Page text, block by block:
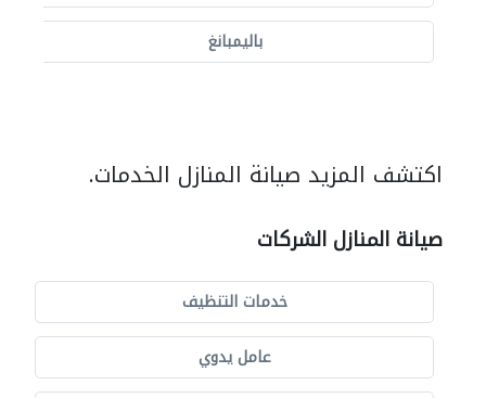
باليمبانغ
اكتشف المزيد صيانة المنازل الخدمات.
صيانة المنازل الشركات
خدمات التنظيف
عامل يدوي